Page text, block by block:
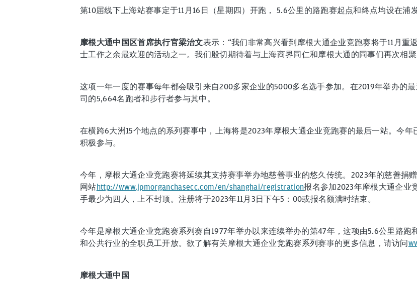
第10届线下上海站赛事定于11月16日（星期四）开跑， 5.6公里的路跑赛起点和终点均设在浦
摩根大通中国区首席执行官梁治文表示：“我们非常高兴看到摩根大通企业竞跑赛将于11月
士工作之余最欢迎的活动之一。我们殷切期待着与上海商界同仁和摩根大通的同事们再次相
这项一年一度的赛事每年都会吸引来自200多家企业的5000多名选手参加。在2019年举办的
司的5,664名跑者和步行者参与其中。
在横跨6大洲15个地点的系列赛事中，上海将是2023年摩根大通企业竞跑赛的最后一站。今年
积极参与。
今年，摩根大通企业竞跑赛将延续其支持赛事举办地慈善事业的悠久传统。2023年的慈善捐
网站http://www.jpmorganchasecc.com/en/shanghai/registration报名参加2023年摩根大通企业
手最少为四人，上不封顶。注册将于2023年11月3日下午5：00或报名额满时结束。
今年是摩根大通企业竞跑赛系列赛自1977年举办以来连续举办的第47年，这项由5.6公里路
和公共行业的全职员工开放。欲了解有关摩根大通企业竞跑赛系列赛事的更多信息，请访问
摩根大通中国